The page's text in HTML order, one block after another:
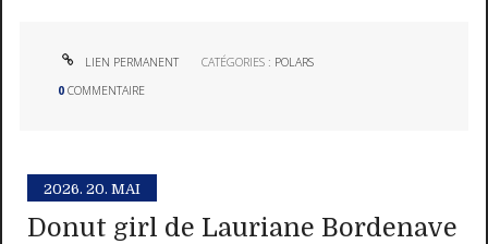
LIEN PERMANENT CATÉGORIES : POLARS
0 COMMENTAIRE
2026. 20. MAI
Donut girl de Lauriane Bordenave